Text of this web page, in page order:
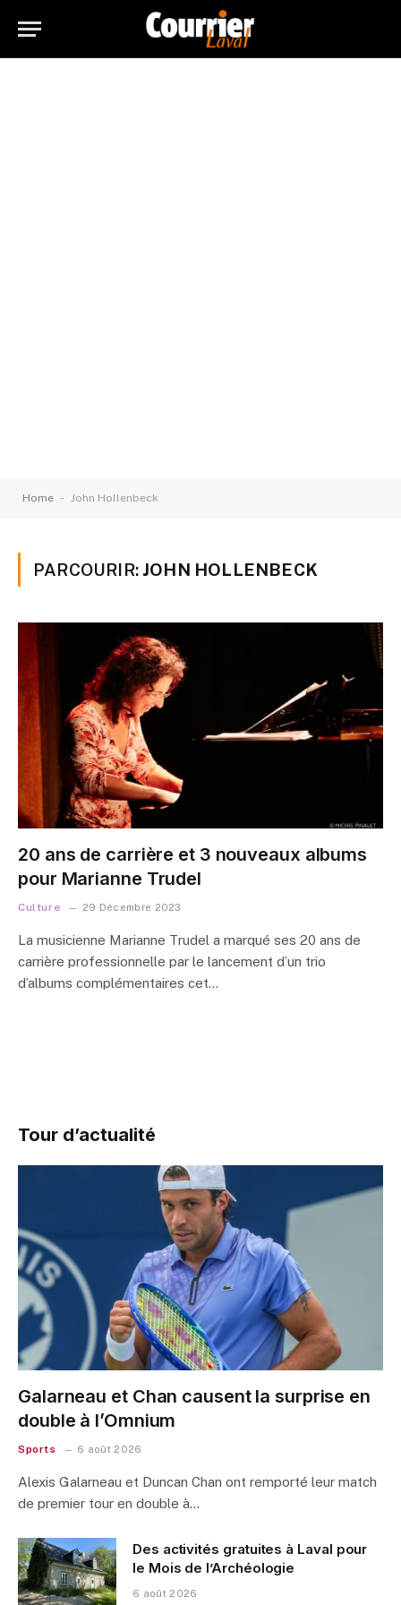
Home - John Hollenbeck
PARCOURIR: JOHN HOLLENBECK
20 ans de carrière et 3 nouveaux albums
pour Marianne Trudel
Culture 29 Décembre 2023
La musicienne Marianne Trudel a marqué ses 20 ans de
carrière professionnelle par le lancement d’un trio
d’albums complémentaires cet…
Tour d’actualité
Galarneau et Chan causent la surprise en
double à l’Omnium
Sports 6 août 2026
Alexis Galarneau et Duncan Chan ont remporté leur match
de premier tour en double à…
Des activités gratuites à Laval pour
le Mois de l’Archéologie
6 août 2026